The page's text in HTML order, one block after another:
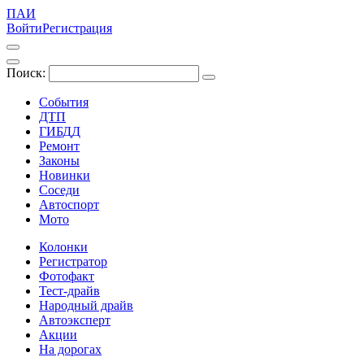
ПАИ
ВойтиРегистрация
Поиск:
События
ДТП
ГИБДД
Ремонт
Законы
Новинки
Соседи
Автоспорт
Мото
Колонки
Регистратор
Фотофакт
Тест-драйв
Народный драйв
Автоэксперт
Акции
На дорогах